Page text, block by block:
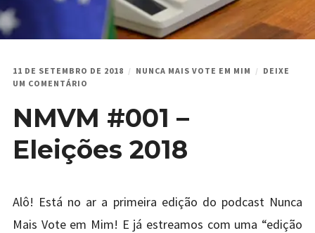
11 DE SETEMBRO DE 2018 NUNCA MAIS VOTE EM MIM
DEIXE
UM COMENTÁRIO
#001
–
2018
NMVM #001 –
Eleições 2018
Alô! Está no ar a primeira edição do podcast Nunca
Mais Vote em Mim! E já estreamos com uma “edição